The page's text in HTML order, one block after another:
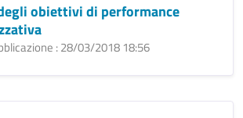
obiettivi di performance
: 28/03/2018 18:56